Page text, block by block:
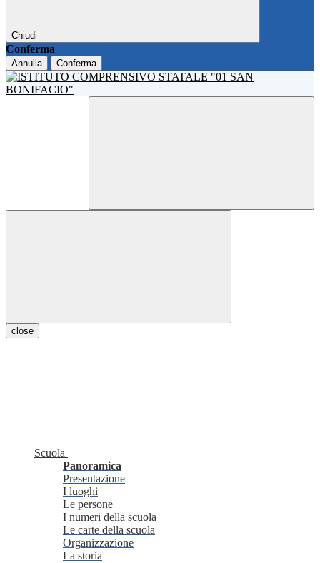
Chiudi
Conferma
Annulla Conferma
close
Scuola
Panoramica
Presentazione
I luoghi
Le persone
I numeri della scuola
Le carte della scuola
Organizzazione
La storia